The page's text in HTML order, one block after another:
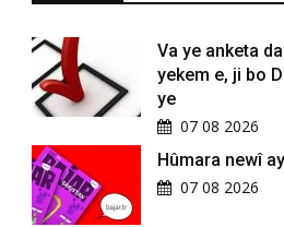
Va ye anketa
yekem e, ji bo
ye
07 08 2026
Hûmara newî
07 08 2026